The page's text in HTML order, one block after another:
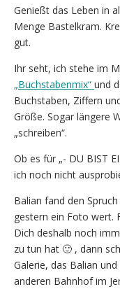
Genießt das Leben in
Menge Bastelkram.
gut.
Ihr seht, ich stehe im
„Buchstabenmix“ und
Buchstaben, Ziffern
Größe. Sogar längere
„schreiben“.
Ob es für „- DU BIST
ich noch nicht
Balian fand den
gestern ein Foto wert.
Dich deshalb noch
zu tun hat 🙂 , dann
Galerie, das Balian
anderen Bahnhof im